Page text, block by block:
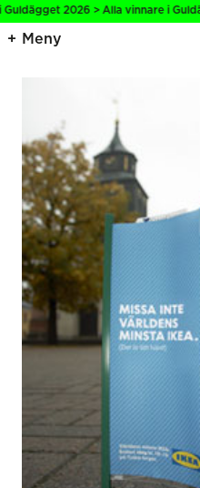
2026 > Alla vinnare i
Meny